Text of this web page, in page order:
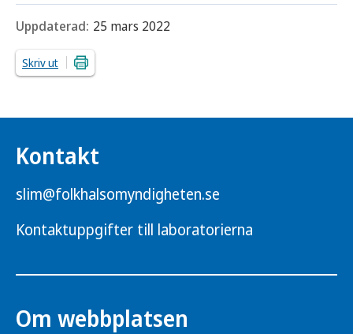
Uppdaterad: 25 mars 2022
Skriv ut
Kontakt
slim@folkhalsomyndigheten.se
Kontaktuppgifter till laboratorierna
Om webbplatsen